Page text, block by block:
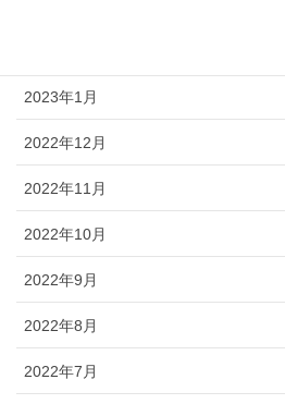
2023年1月
2022年12月
2022年11月
2022年10月
2022年9月
2022年8月
2022年7月